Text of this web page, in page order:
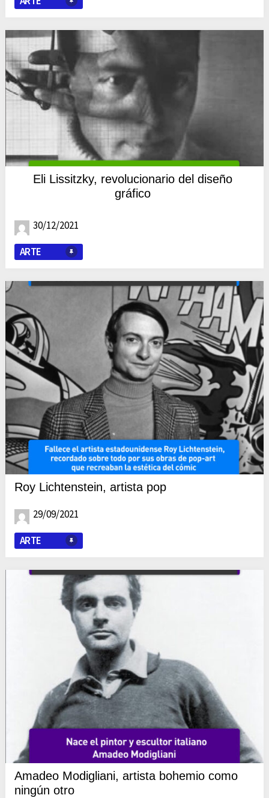
Eli Lissitzky, revolucionario del diseño
gráfico
30/12/2021
ARTE
Roy Lichtenstein, artista pop
29/09/2021
ARTE
Amadeo Modigliani, artista bohemio como
ningún otro